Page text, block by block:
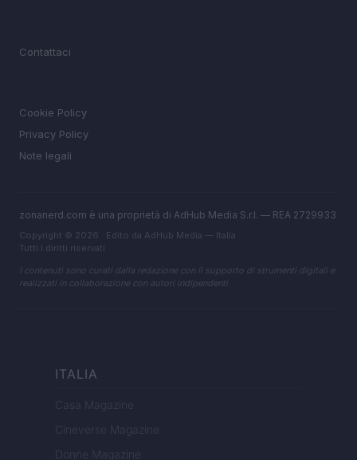
Contattaci
Cookie Policy
Privacy Policy
Note legali
zonanerd.com è una proprietà di AdHub Media S.r.l. — REA 2729933
Copyright © 2026 · Edito da AdHub Media — Italia
Tutti i diritti riservati
I contenuti sono curati dalla redazione con il supporto di strumenti digitali e
realizzati in collaborazione con autori indipendenti.
ITALIA
Casa Magazine
Cineverse Magazine
Donne Magazine